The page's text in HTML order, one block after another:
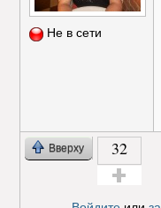
Не в сети
Вверху 32